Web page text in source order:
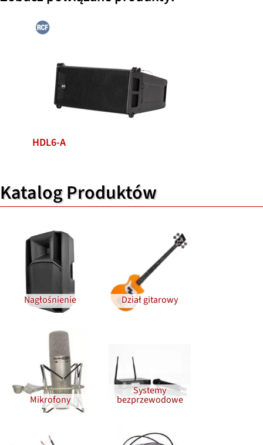
HDL6-A
Katalog Produktów
Nagłośnienie Dział gitarowy
Mikrofony
Systemy
bezprzewodowe